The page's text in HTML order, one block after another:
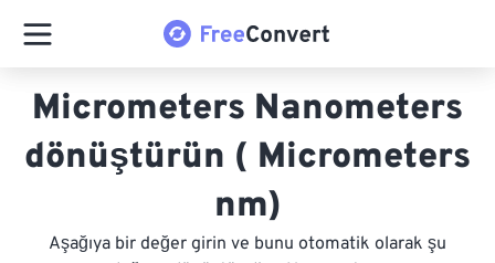
Micrometers Nanometers
dönüştürün ( Micrometers
nm)
Aşağıya bir değer girin ve bunu otomatik olarak şu